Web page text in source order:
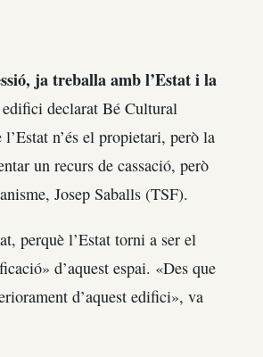
ja treballa amb l’Estat i la
edifici declarat Bé Cultural
n’és el propietari, però la
un recurs de cassació, però
Josep Saballs (TSF).
perquè l’Estat torni a ser el
d’aquest espai. «Des que
d’aquest edifici», va